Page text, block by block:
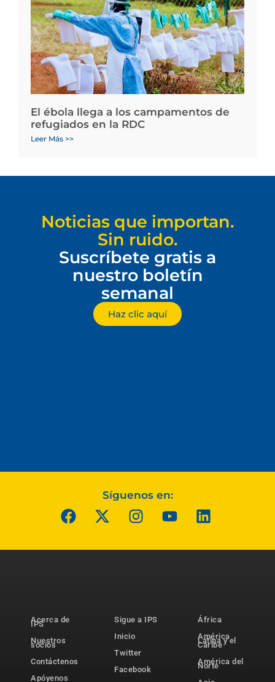
El ébola llega a los campamentos de
refugiados en la RDC
Leer Más >>
Noticias que importan.
Sin ruido.
Suscríbete gratis a
nuestro boletín
semanal
Haz clic aquí
Síguenos en:
Acerca de
IPS
Nuestros
socios
Contáctenos
Apóyenos
Sigue a IPS
Inicio
Twitter
Facebook
África
América
Latina y el
Caribe
América del
Norte